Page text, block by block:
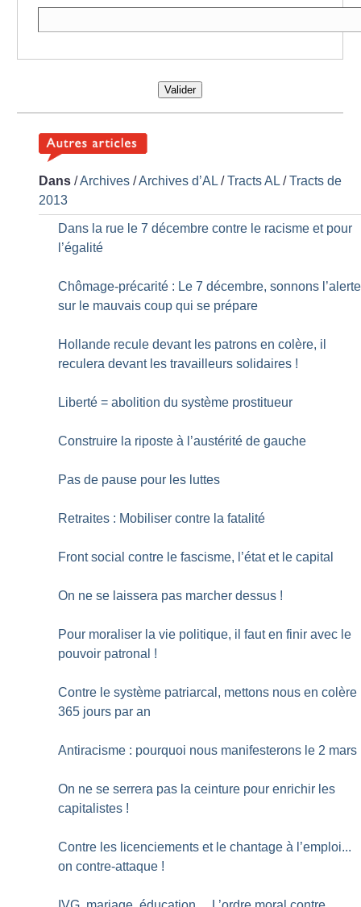
Valider
Dans /Archives /Archives d’AL /Tracts AL /Tracts de
2013
Dans la rue le 7 décembre contre le racisme et pour
l’égalité
Chômage-précarité : Le 7 décembre, sonnons l’alerte
sur le mauvais coup qui se prépare
Hollande recule devant les patrons en colère, il
reculera devant les travailleurs solidaires !
Liberté = abolition du système prostitueur
Construire la riposte à l’austérité de gauche
Pas de pause pour les luttes
Retraites : Mobiliser contre la fatalité
Front social contre le fascisme, l’état et le capital
On ne se laissera pas marcher dessus !
Pour moraliser la vie politique, il faut en finir avec le
pouvoir patronal !
Contre le système patriarcal, mettons nous en colère
365 jours par an
Antiracisme : pourquoi nous manifesterons le 2 mars
On ne se serrera pas la ceinture pour enrichir les
capitalistes !
Contre les licenciements et le chantage à l’emploi...
on contre-attaque !